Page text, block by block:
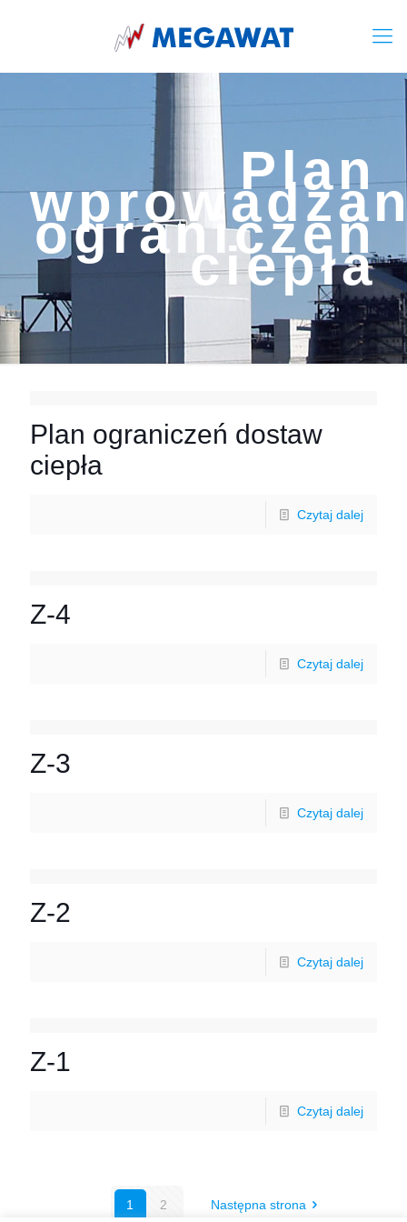
Plan
ograniczeń
ciepła
Plan ograniczeń dostaw
ciepła
Czytaj dalej
Z-4
Czytaj dalej
Z-3
Czytaj dalej
Z-2
Czytaj dalej
Z-1
Czytaj dalej
1 2 Następna strona